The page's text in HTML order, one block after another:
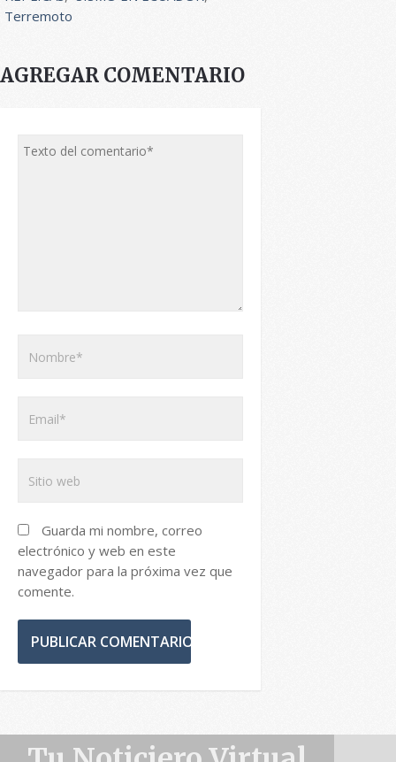
Terremoto
AGREGAR COMENTARIO
Guarda mi nombre, correo
electrónico y web en este
navegador para la próxima vez que
comente.